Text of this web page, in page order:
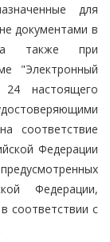
для
документами в
а также при
"Электронный
настоящего
соответствие
Федерации
Федерации,
соответствии с